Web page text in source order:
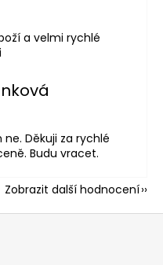
je 5 z 5 hvězdiček.
a velmi rychlé
je 1 z 5 hvězdiček.
Děkuji za rychlé
Budu vracet.
Zobrazit další hodnocení